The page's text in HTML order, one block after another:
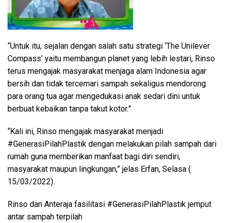
“Untuk itu, sejalan dengan salah satu strategi ‘The Unilever
Compass’ yaitu membangun planet yang lebih lestari, Rinso
terus mengajak masyarakat menjaga alam Indonesia agar
bersih dan tidak tercemari sampah sekaligus mendorong
para orang tua agar mengedukasi anak sedari dini untuk
berbuat kebaikan tanpa takut kotor.”
“Kali ini, Rinso mengajak masyarakat menjadi
#GenerasiPilahPlastik dengan melakukan pilah sampah dari
rumah guna memberikan manfaat bagi diri sendiri,
masyarakat maupun lingkungan,” jelas Erfan, Selasa (
15/03/2022).
Rinso dan Anteraja fasilitasi #GenerasiPilahPlastik jemput
antar sampah terpilah